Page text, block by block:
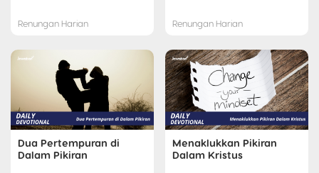
Renungan Harian Renungan Harian
Dua Pertempuran di
Dalam Pikiran
Menaklukkan Pikiran
Dalam Kristus